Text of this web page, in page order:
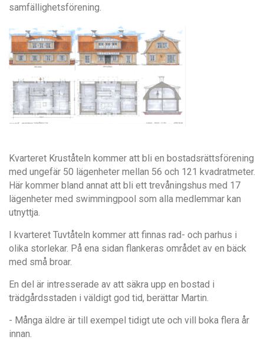
samfällighetsförening.
Kvarteret Kruståteln kommer att bli en bostadsrättsförening
med ungefär 50 lägenheter mellan 56 och 121 kvadratmeter.
Här kommer bland annat att bli ett trevåningshus med 17
lägenheter med swimmingpool som alla medlemmar kan
utnyttja.
I kvarteret Tuvtåteln kommer att finnas rad- och parhus i
olika storlekar. På ena sidan flankeras området av en bäck
med små broar.
En del är intresserade av att säkra upp en bostad i
trädgårdsstaden i väldigt god tid, berättar Martin.
- Många äldre är till exempel tidigt ute och vill boka flera år
innan.